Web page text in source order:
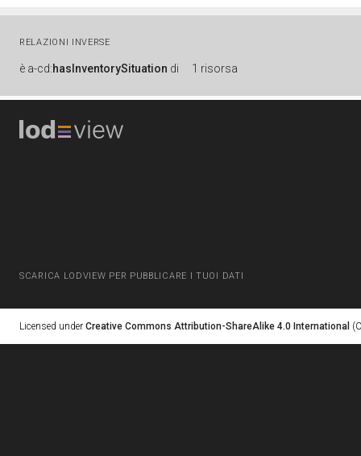
RELAZIONI INVERSE
è a-cd:hasInventorySituation di 1 risorsa
SCARICA LODVIEW PER PUBBLICARE I TUOI DATI
Licensed under Creative Commons Attribution-ShareAlike 4.0 International